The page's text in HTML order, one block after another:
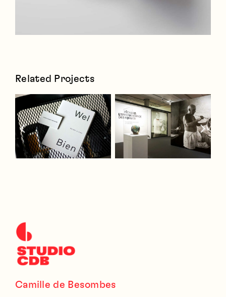
Related Projects
Camille de Besombes